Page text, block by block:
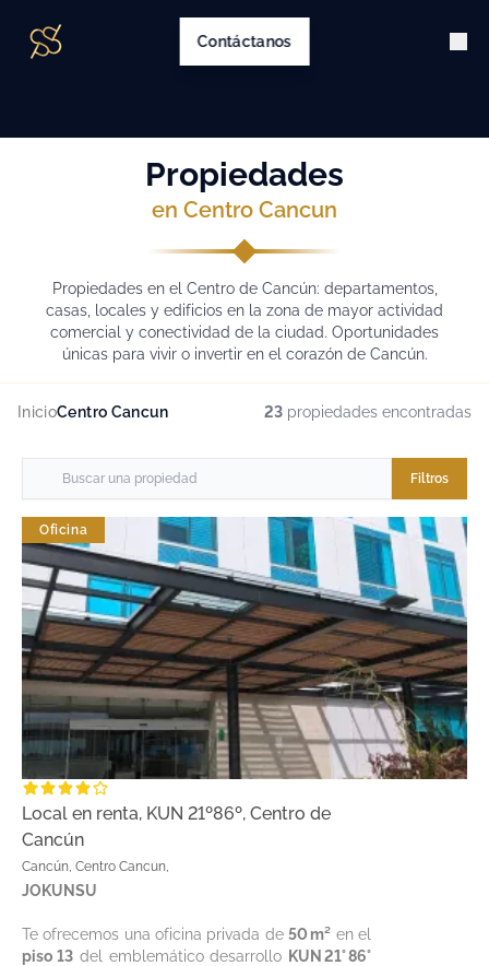
Contáctanos
Propiedades
en Centro Cancun
Propiedades en el Centro de Cancún: departamentos,
casas, locales y edificios en la zona de mayor actividad
comercial y conectividad de la ciudad. Oportunidades
únicas para vivir o invertir en el corazón de Cancún.
InicioCentro Cancun 23 propiedades encontradas
Filtros
Oficina
Local en renta, KUN 21º86º, Centro de
Cancún
Cancún, Centro Cancun,
JOKUNSU
Te ofrecemos una oficina privada de 50 m² en el
piso 13 del emblemático desarrollo KUN 21° 86°